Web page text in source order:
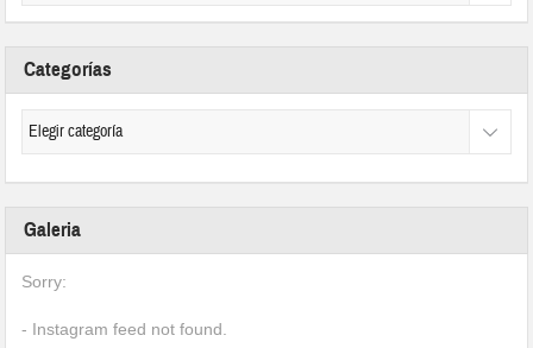
Categorías
Galeria
Sorry:
- Instagram feed not found.